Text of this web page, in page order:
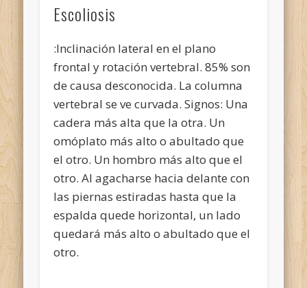
Escoliosis
:Inclinación lateral en el plano
frontal y rotación vertebral. 85% son
de causa desconocida. La columna
vertebral se ve curvada. Signos: Una
cadera más alta que la otra. Un
omóplato más alto o abultado que
el otro. Un hombro más alto que el
otro. Al agacharse hacia delante con
las piernas estiradas hasta que la
espalda quede horizontal, un lado
quedará más alto o abultado que el
otro.